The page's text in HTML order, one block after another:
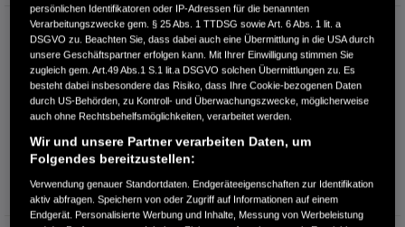
CO₂-Klasse: D
Energieverbrauch und die CO₂-
Emissionen des neuen PKW
persönlichen Identifikatoren oder IP-Adressen für die benannten
Verarbeitungszwecke gem. § 25 Abs. 1 TTDSG sowie Art. 6 Abs. 1 lit. a
DSGVO zu. Beachten Sie, dass dabei auch eine Übermittlung in die USA durch
unsere Geschäftspartner erfolgen kann. Mit Ihrer Einwilligung stimmen Sie
zugleich gem. Art.49 Abs.1 S.1 lit.a DSGVO solchen Übermittlungen zu. Es
besteht dabei insbesondere das Risiko, dass Ihre Cookie-bezogenen Daten
durch US-Behörden, zu Kontroll- und Überwachungszwecke, möglicherweise
auch ohne Rechtsbehelfsmöglichkeiten, verarbeitet werden.
Wir und unsere Partner verarbeiten Daten, um
Folgendes bereitzustellen:
Verwendung genauer Standortdaten. Endgeräteeigenschaften zur Identifikation
aktiv abfragen. Speichern von oder Zugriff auf Informationen auf einem
Endgerät. Personalisierte Werbung und Inhalte, Messung von Werbeleistung